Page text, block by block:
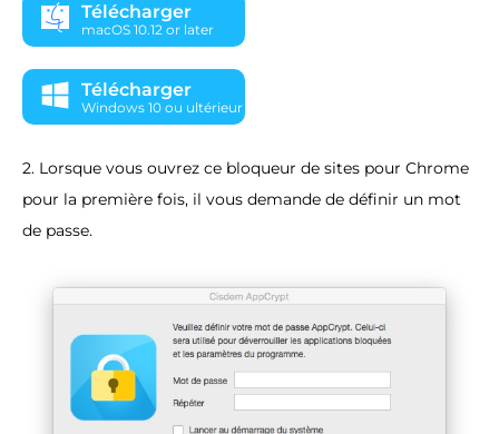
Télécharger
macOS 10.12 or later
Télécharger
Windows 10 ou ultérieur
2. Lorsque vous ouvrez ce bloqueur de sites pour Chrome
pour la première fois, il vous demande de définir un mot
de passe.